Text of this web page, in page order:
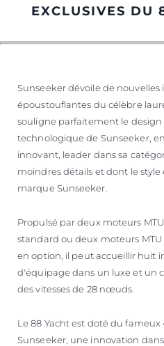
ESTIMEZ
EXCLUSIVES DU
Sunseeker dévoile de nouvelles
époustouflantes du célèbre
souligne parfaitement le design
technologique de Sunseeker,
innovant, leader dans sa
moindres détails et dont le
marque Sunseeker.
Propulsé par deux moteurs MTU
standard ou deux moteurs MTU
en option, il peut accueillir huit
d'équipage dans un luxe et un
des vitesses de 28 nœuds.
Le 88 Yacht est doté du fameux
Sunseeker, une innovation